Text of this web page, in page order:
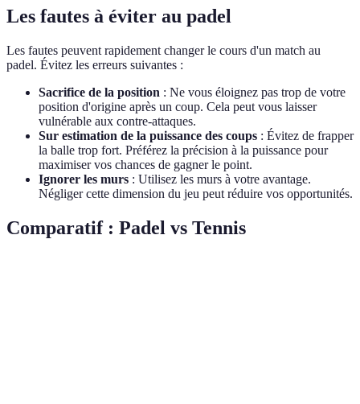
Les fautes à éviter au padel
Les fautes peuvent rapidement changer le cours d'un match au
padel. Évitez les erreurs suivantes :
Sacrifice de la position : Ne vous éloignez pas trop de votre
position d'origine après un coup. Cela peut vous laisser
vulnérable aux contre-attaques.
Sur estimation de la puissance des coups : Évitez de frapper
la balle trop fort. Préférez la précision à la puissance pour
maximiser vos chances de gagner le point.
Ignorer les murs : Utilisez les murs à votre avantage.
Négliger cette dimension du jeu peut réduire vos opportunités.
Comparatif : Padel vs Tennis